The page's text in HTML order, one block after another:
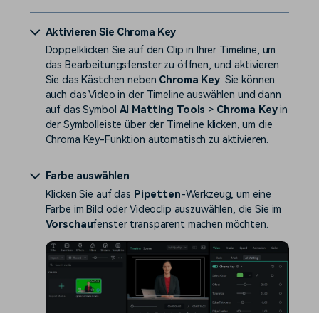
Aktivieren Sie Chroma Key
Doppelklicken Sie auf den Clip in Ihrer Timeline, um
das Bearbeitungsfenster zu öffnen, und aktivieren
Sie das Kästchen neben Chroma Key. Sie können
auch das Video in der Timeline auswählen und dann
auf das Symbol AI Matting Tools > Chroma Keyin
der Symbolleiste über der Timeline klicken, um die
Chroma Key-Funktion automatisch zu aktivieren.
Farbe auswählen
Klicken Sie auf das Pipetten-Werkzeug, um eine
Farbe im Bild oder Videoclip auszuwählen, die Sie im
Vorschaufenster transparent machen möchten.